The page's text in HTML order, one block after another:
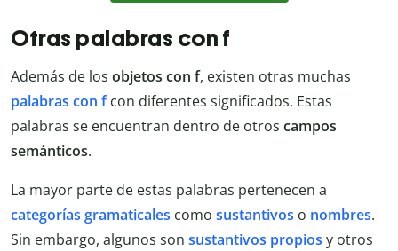
Otras palabras con f
Además de los objetos con f, existen otras muchas
palabras con fcon diferentes significados. Estas
palabras se encuentran dentro de otros campos
semánticos.
La mayor parte de estas palabras pertenecen a
categorías gramaticales como sustantivos o nombres.
Sin embargo, algunos son sustantivos propios y otros